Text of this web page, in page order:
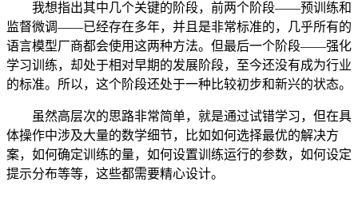
我想指出其中几个关键的阶段，前两个阶段——预训练和
监督微调——已经存在多年，并且是非常标准的，几乎所有的
语言模型厂商都会使用这两种方法。但最后一个阶段——强化
学习训练，却处于相对早期的发展阶段，至今还没有成为行业
的标准。所以，这个阶段还处于一种比较初步和新兴的状态。
虽然高层次的思路非常简单，就是通过试错学习，但在具
体操作中涉及大量的数学细节，比如如何选择最优的解决方
案，如何确定训练的量，如何设置训练运行的参数，如何设定
提示分布等等，这些都需要精心设计。